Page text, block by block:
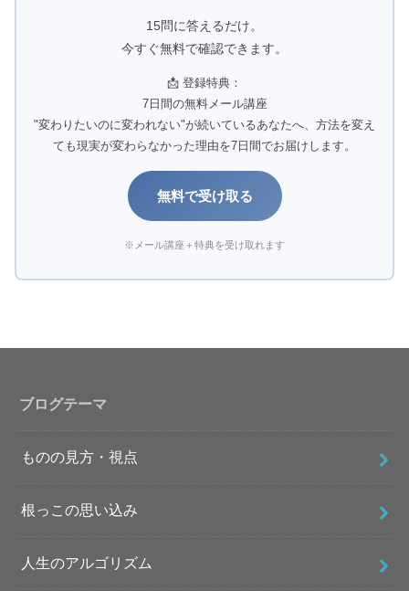
15問に答えるだけ。
今すぐ無料で確認できます。
📩 登録特典：
7日間の無料メール講座
"変わりたいのに変われない"が続いているあなたへ、方法を変え
ても現実が変わらなかった理由を7日間でお届けします。
無料で受け取る
※メール講座＋特典を受け取れます
ブログテーマ
ものの見方・視点
根っこの思い込み
人生のアルゴリズム